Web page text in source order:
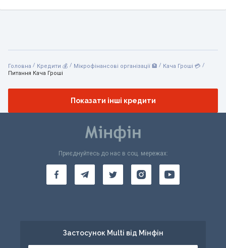
Головна / Кредити 💰 / Мікрофінансові організації 🏦 / Кача Гроші 💳 /
Питання Кача Гроші
Показати інші кредити
Приєднуйтесь до нас в соц. мережах:
Застосунок Multi від Мінфін